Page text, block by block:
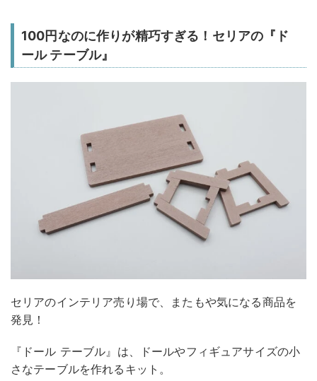
100円なのに作りが精巧すぎる！セリアの『ド
ール テーブル』
セリアのインテリア売り場で、またもや気になる商品を
発見！
『ドール テーブル』は、ドールやフィギュアサイズの小
さなテーブルを作れるキット。